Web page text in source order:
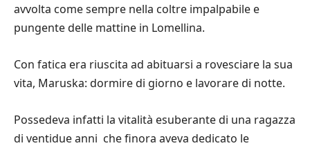
avvolta come sempre nella coltre impalpabile e
pungente delle mattine in Lomellina.
Con fatica era riuscita ad abituarsi a rovesciare la sua
vita, Maruska: dormire di giorno e lavorare di notte.
Possedeva infatti la vitalità esuberante di una ragazza
di ventidue anni che finora aveva dedicato le